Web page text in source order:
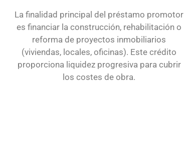
La finalidad principal del préstamo promotor
es financiar la construcción, rehabilitación o
reforma de proyectos inmobiliarios
(viviendas, locales, oficinas). Este crédito
proporciona liquidez progresiva para cubrir
los costes de obra.